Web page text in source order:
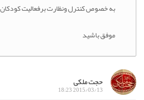
به خصوص کنترل ونظارت برفعالیت کودکان
موفق باشید
حجت ملکی
2015/03/13 18:23